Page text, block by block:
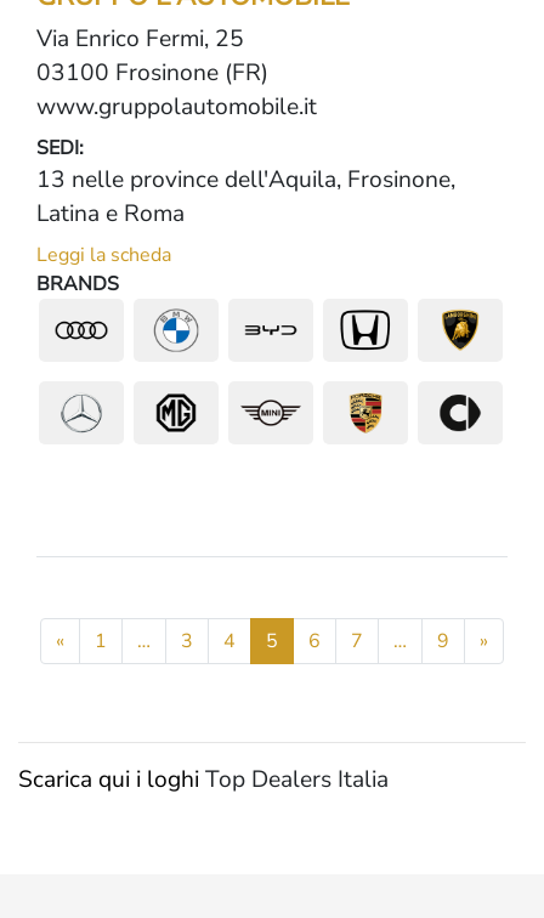
Via Enrico Fermi, 25
03100 Frosinone (FR)
www.gruppolautomobile.it
SEDI:
13 nelle province dell'Aquila, Frosinone,
Latina e Roma
Leggi la scheda
BRANDS
« 1 … 3 4 5 6 7 … 9 »
Scarica qui i loghiTop Dealers Italia